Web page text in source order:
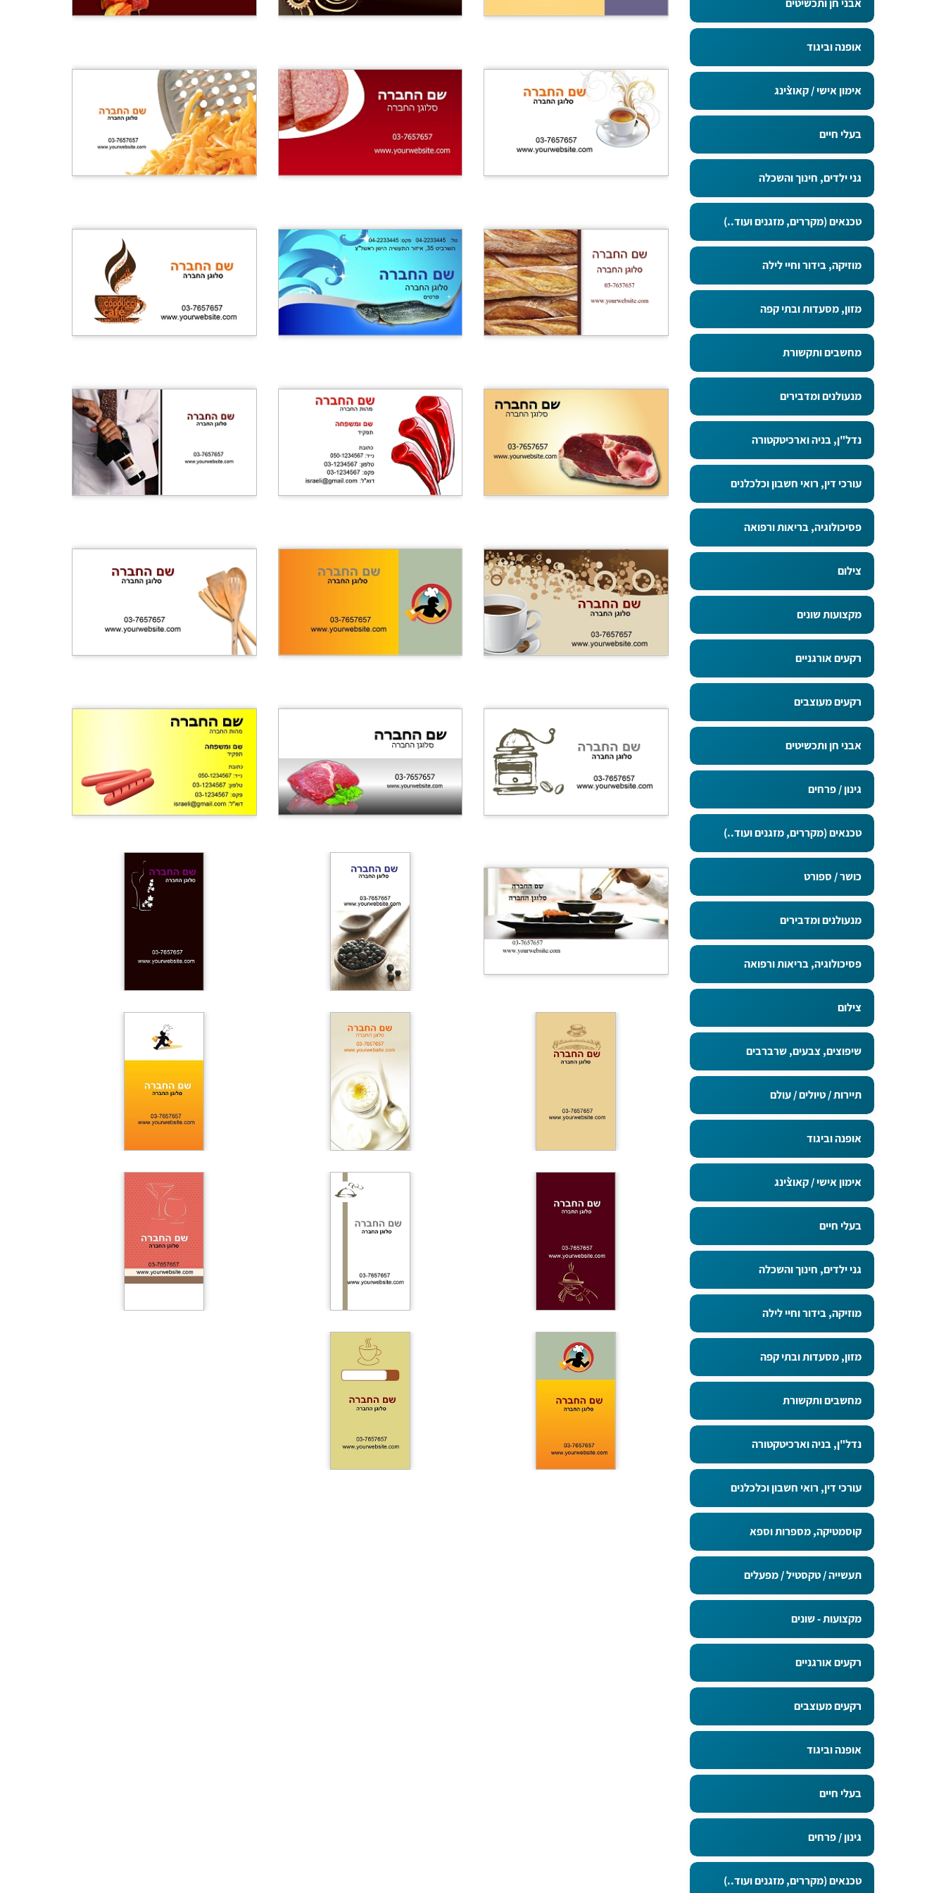
אבני חן ותכשיטים
אופנה וביגוד
אימון אישי / קאוצ`ינג
בעלי חיים
גני ילדים, חינוך והשכלה
טכנאים (מקררים, מזגנים ועוד..)
מוזיקה, בידור וחיי לילה
מזון, מסעדות ובתי קפה
מחשבים ותקשורת
מנעולנים ומדבירים
נדל"ן, בניה וארכיטקטורה
עורכי דין, רואי חשבון וכלכלנים
פסיכולוגיה, בריאות ורפואה
צילום
מקצועות שונים
רקעים אורגניים
רקעים מעוצבים
אבני חן ותכשיטים
גינון / פרחים
טכנאים (מקררים, מזגנים ועוד..)
כושר / ספורט
מנעולנים ומדבירים
פסיכולוגיה, בריאות ורפואה
צילום
שיפוצים, צבעים, שרברבים
תיירות / טיולים / עולם
אופנה וביגוד
אימון אישי / קאוצ`ינג
בעלי חיים
גני ילדים, חינוך והשכלה
מוזיקה, בידור וחיי לילה
מזון, מסעדות ובתי קפה
מחשבים ותקשורת
נדל"ן, בניה וארכיטקטורה
עורכי דין, רואי חשבון וכלכלנים
קוסמטיקה, מספרות וספא
תעשייה / טקסטיל / מפעלים
מקצועות - שונים
רקעים אורגניים
רקעים מעוצבים
אופנה וביגוד
בעלי חיים
גינון / פרחים
טכנאים (מקררים, מזגנים ועוד..)